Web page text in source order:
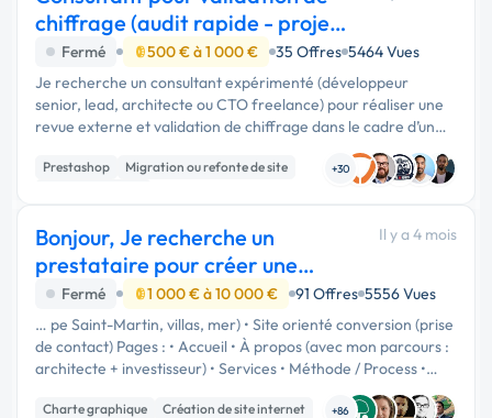
chiffrage (audit rapide - projet
web 200
Fermé 500 € à 1 000 € 35 Offres 5464 Vues
Je recherche un consultant expérimenté (développeur
senior, lead, architecte ou CTO freelance) pour réaliser une
revue externe et validation de chiffrage dans le cadre d’un
dossier comptable. Contexte - Projet : plateforme web
spécifique …
Prestashop
Migration ou refonte de site
+30
Bonjour, Je recherche un
prestataire pour créer une
identité complète
Il y a 4 mois
Fermé 1 000 € à 10 000 € 91 Offres 5556 Vues
… pe Saint-Martin, villas, mer) • Site orienté conversion (prise
de contact) Pages : • Accueil • À propos (avec mon parcours :
architecte + investisseur) • Services • Méthode / Process •
Contact 🔹 3. Marketing & communication Je souhaite …
Charte graphique Création de site internet +86